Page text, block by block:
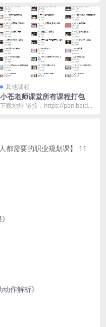
其他课程
小苍老师课堂所有课程打包
下载地址 链接：https://pan.baidu.
都需要的职业规划课】 11
作解析》